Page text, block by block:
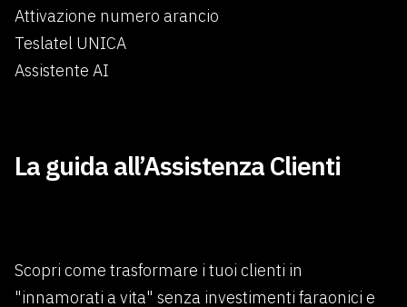
Attivazione numero arancio
Teslatel UNICA
Assistente AI
La guida all’Assistenza Clienti
Scopri come trasformare i tuoi clienti in
"innamorati a vita" senza investimenti faraonici e
Benvenuti in Teslatel.